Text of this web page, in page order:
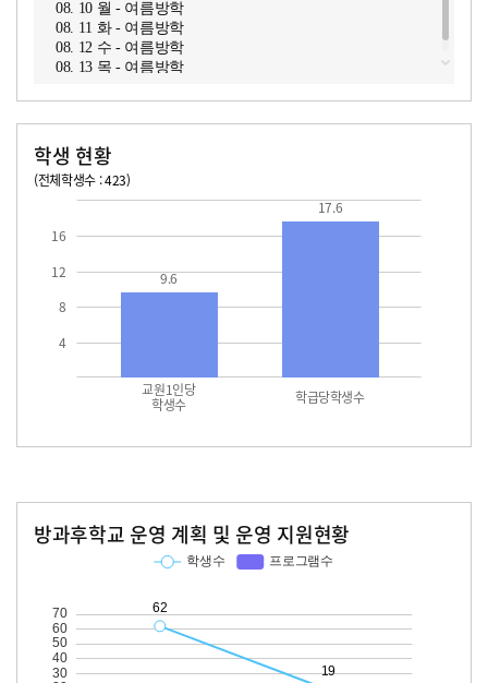
08. 10 월 - 여름방학
08. 11 화 - 여름방학
08. 12 수 - 여름방학
08. 13 목 - 여름방학
학생 현황
(전체학생수 : 423)
4
8
12
16
교원1인당
학생수 학급당학생수
9.6
17.6
방과후학교 운영 계획 및 운영 지원현황